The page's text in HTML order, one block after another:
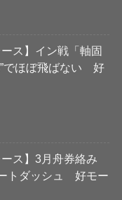
ース】イン戦「軸固
でほぼ飛ばない 好
ース】3月舟券絡み
トダッシュ 好モー